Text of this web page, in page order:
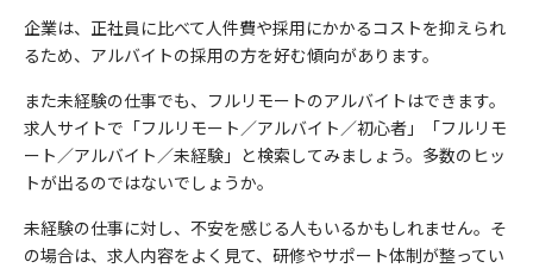
企業は、正社員に比べて人件費や採用にかかるコストを抑えられ
るため、アルバイトの採用の方を好む傾向があります。
また未経験の仕事でも、フルリモートのアルバイトはできます。
求人サイトで「フルリモート／アルバイト／初心者」「フルリモ
ート／アルバイト／未経験」と検索してみましょう。多数のヒッ
トが出るのではないでしょうか。
未経験の仕事に対し、不安を感じる人もいるかもしれません。そ
の場合は、求人内容をよく見て、研修やサポート体制が整ってい